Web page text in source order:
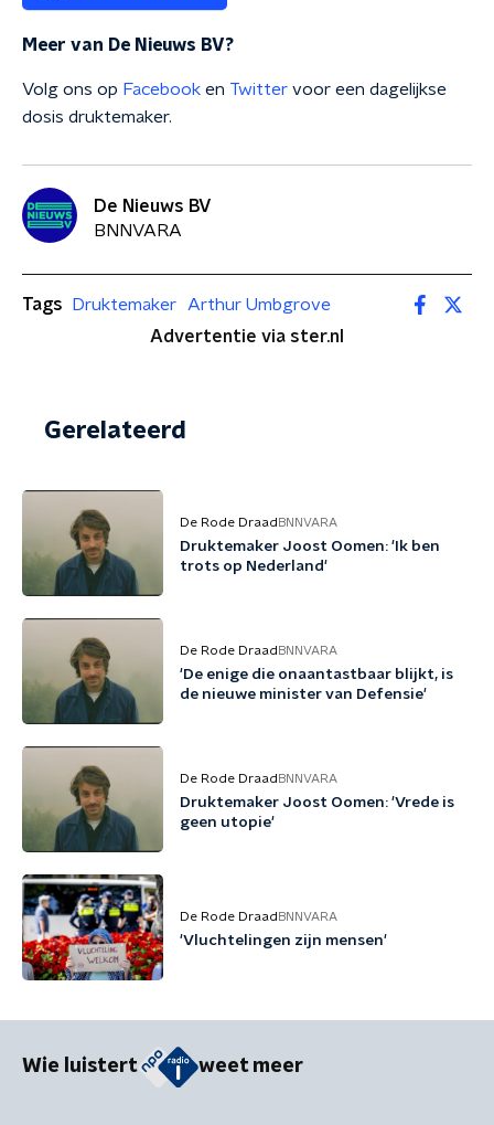
Meer van De Nieuws BV?
Volg ons op Facebook en Twitter voor een dagelijkse
dosis druktemaker.
De Nieuws BV
BNNVARA
Tags Druktemaker
Arthur Umbgrove
Advertentie via ster.nl
Gerelateerd
De Rode Draad BNNVARA
Druktemaker Joost Oomen: 'Ik ben
trots op Nederland'
De Rode Draad BNNVARA
'De enige die onaantastbaar blijkt, is
de nieuwe minister van Defensie'
De Rode Draad BNNVARA
Druktemaker Joost Oomen: 'Vrede is
geen utopie'
De Rode Draad BNNVARA
'Vluchtelingen zijn mensen'
Wie luistert weet meer